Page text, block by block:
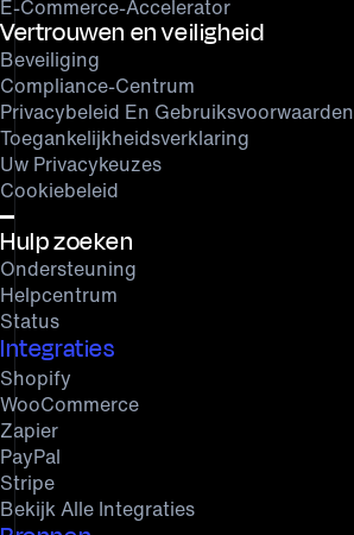
E-Commerce-Accelerator
Vertrouwen en veiligheid
Beveiliging
Compliance-Centrum
Privacybeleid En Gebruiksvoorwaarden
Toegankelijkheidsverklaring
Uw Privacykeuzes
Cookiebeleid
Hulp zoeken
Ondersteuning
Helpcentrum
Status
Integraties
Shopify
WooCommerce
Zapier
PayPal
Stripe
Bekijk Alle Integraties